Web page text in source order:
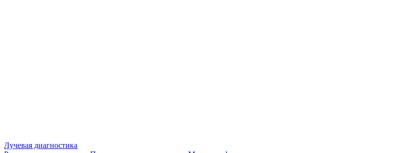
Лучевая диагностика